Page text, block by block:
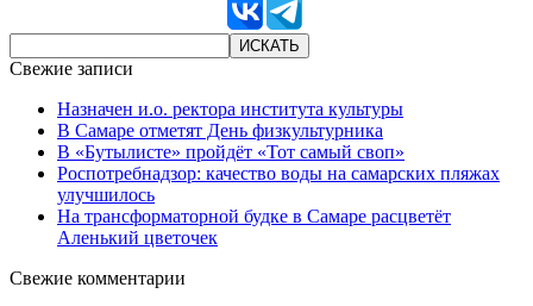
Свежие записи
Назначен и.о. ректора института культуры
В Самаре отметят День физкультурника
В «Бутылисте» пройдёт «Тот самый своп»
Роспотребнадзор: качество воды на самарских пляжах
улучшилось
На трансформаторной будке в Самаре расцветёт
Аленький цветочек
Свежие комментарии